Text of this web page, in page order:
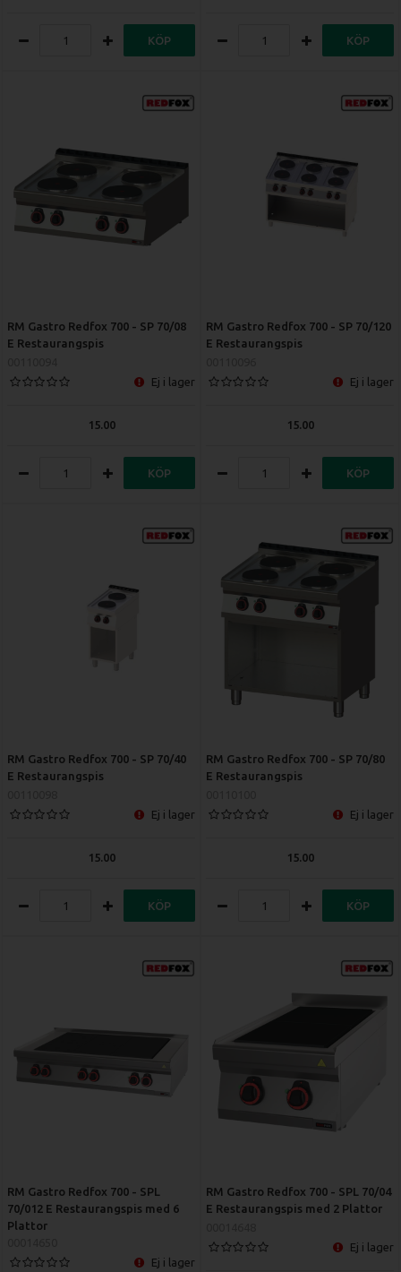
KÖP KÖP
RM Gastro Redfox 700 - SP 70/08
E Restaurangspis
Ej i lager
15.00
KÖP
RM Gastro Redfox 700 - SP 70/120
E Restaurangspis
Ej i lager
15.00
KÖP
RM Gastro Redfox 700 - SP 70/40
E Restaurangspis
Ej i lager
15.00
KÖP
RM Gastro Redfox 700 - SP 70/80
E Restaurangspis
Ej i lager
15.00
KÖP
RM Gastro Redfox 700 - SPL
70/012 E Restaurangspis med 6
Plattor
Ej i lager
RM Gastro Redfox 700 - SPL 70/04
E Restaurangspis med 2 Plattor
Ej i lager